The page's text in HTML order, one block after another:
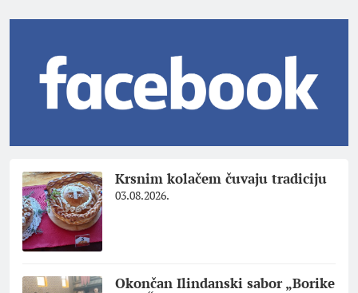
Krsnim kolačem čuvaju tradiciju
03.08.2026.
Okončan Ilindanski sabor „Borike